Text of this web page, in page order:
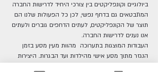
ביולוגיים וקונפליקטים בין צורכי היחיד לדרישות החברה
המתבטאים גם בדחף נפשי, לכן כל הפעולות שלנו הם
תוצר של הקונפליקטים, לעתים הדחפים גוברים ולעתים
אנו נענים לדרישות החברה.
העבודות המוצגות בתערוכה  מהוות מעין מסע בזמן
הנגזר מתוך מסע אישי מהילדות ועד הבגרות. היצירות